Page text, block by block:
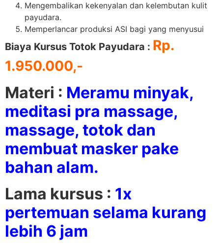
Mengembalikan kekenyalan dan kelembutan kulit
payudara.
Memperlancar produksi ASI bagi yang menyusui
Biaya Kursus Totok Payudara : Rp.
1.950.000,-
Materi : Meramu minyak,
meditasi pra massage,
massage, totok dan
membuat masker pake
bahan alam.
Lama kursus : 1x
pertemuan selama kurang
lebih 6 jam